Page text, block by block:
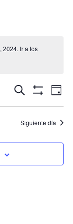
2024. Ir a los
vistas
Eventos
Buscar
Filtros
de
de
Día
Siguiente día